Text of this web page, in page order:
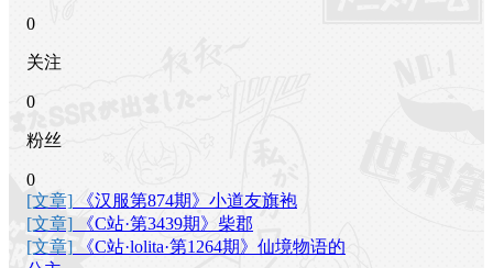
0
关注
0
粉丝
0
[文章] 《汉服第874期》小道友旗袍
[文章] 《C站·第3439期》柴郡
[文章] 《C站·lolita·第1264期》仙境物语的